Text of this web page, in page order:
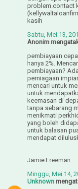
problem.contact
kasih
Sabtu, Mei 13,
Anonim
pembiayaan
hanya 2%.
pembiayaan?
perniagaan
mencari untuk
untuk
keemasan di
tanpa sebarang
menikmati
yang boleh
untuk balasan
mendapat
Jamie Freeman
Minggu, Mei 14,
Unknown